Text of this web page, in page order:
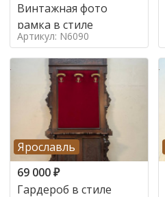
Винтажная фото
рамка в стиле
Артикул: N6090
Ярославль
69 000₽
Гардероб в стиле